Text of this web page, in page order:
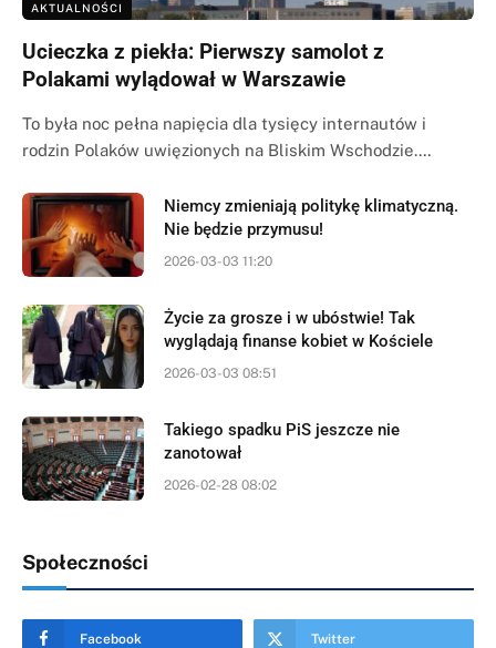
AKTUALNOŚCI
Ucieczka z piekła: Pierwszy samolot z
Polakami wylądował w Warszawie
To była noc pełna napięcia dla tysięcy internautów i
rodzin Polaków uwięzionych na Bliskim Wschodzie.…
Niemcy zmieniają politykę klimatyczną.
Nie będzie przymusu!
2026-03-03 11:20
Życie za grosze i w ubóstwie! Tak
wyglądają finanse kobiet w Kościele
2026-03-03 08:51
Takiego spadku PiS jeszcze nie
zanotował
2026-02-28 08:02
Społeczności
Facebook Twitter